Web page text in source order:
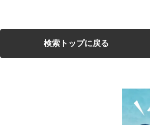
検索トップに戻る